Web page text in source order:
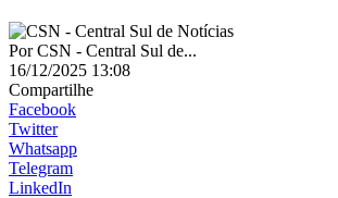
PorCSN - Central Sul de...
16/12/2025 13:08
Compartilhe
Facebook
Twitter
Whatsapp
Telegram
LinkedIn